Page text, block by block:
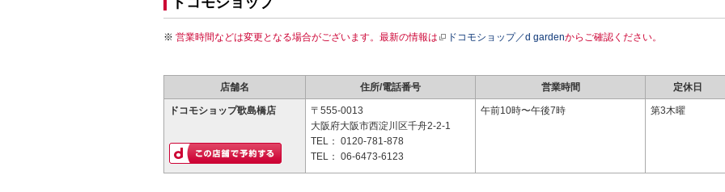
営業時間などは変更となる場合がございます。最新の情報は ドコモショップ／d gardenからご確認ください。
店舗名 住所/電話番号 営業時間 定休日
ドコモショップ歌島橋店
〒555-0013
大阪府大阪市西淀川区千舟2-2-1
TEL： 0120-781-878
TEL： 06-6473-6123
午前10時〜午後7時 第3木曜